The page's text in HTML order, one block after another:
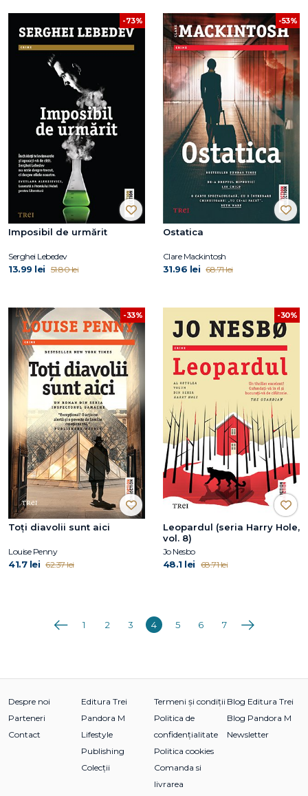
-73%
Imposibil de urmărit
Serghei Lebedev
13.99 lei 51.80 lei
-53%
Ostatica
Clare Mackintosh
31.96 lei 68.71 lei
-33%
Toți diavolii sunt aici
Louise Penny
41.7 lei 62.37 lei
-30%
Leopardul (seria Harry Hole,
vol. 8)
Jo Nesbo
48.1 lei 68.71 lei
Anterioara
1 2 3 4 5 6 7 Următoarea
Despre noi
Parteneri
Contact
Editura Trei
Pandora M
Lifestyle
Publishing
Colecții
Termeni și condiții
Politica de
confidențialitate
Politica cookies
Comanda si
livrarea
Blog Editura Trei
Blog Pandora M
Newsletter